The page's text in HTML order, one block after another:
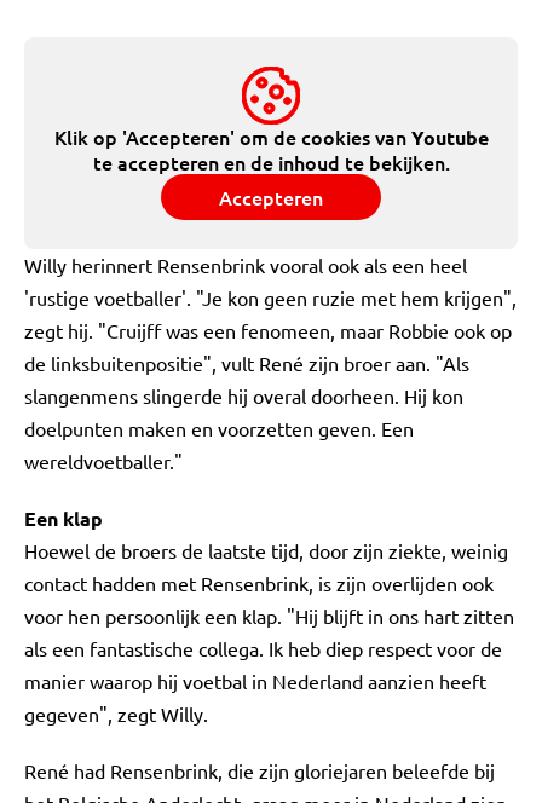
Klik op 'Accepteren' om de cookies vanYoutube
te accepteren en de inhoud te bekijken.
Accepteren
Willy herinnert Rensenbrink vooral ook als een heel
'rustige voetballer'. "Je kon geen ruzie met hem krijgen",
zegt hij. "Cruijff was een fenomeen, maar Robbie ook op
de linksbuitenpositie", vult René zijn broer aan. "Als
slangenmens slingerde hij overal doorheen. Hij kon
doelpunten maken en voorzetten geven. Een
wereldvoetballer."
Een klap
Hoewel de broers de laatste tijd, door zijn ziekte, weinig
contact hadden met Rensenbrink, is zijn overlijden ook
voor hen persoonlijk een klap. "Hij blijft in ons hart zitten
als een fantastische collega. Ik heb diep respect voor de
manier waarop hij voetbal in Nederland aanzien heeft
gegeven", zegt Willy.
René had Rensenbrink, die zijn gloriejaren beleefde bij